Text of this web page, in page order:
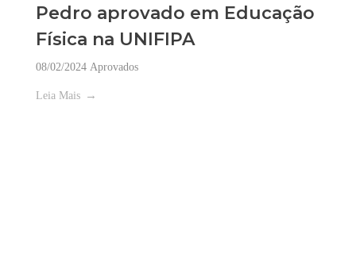
Pedro aprovado em Educação
Física na UNIFIPA
08/02/2024 Aprovados
Leia Mais